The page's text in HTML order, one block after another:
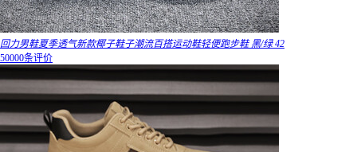
回力男鞋夏季透气新款椰子鞋子潮流百搭运动鞋轻便跑步鞋 黑/绿 42
50000条评价